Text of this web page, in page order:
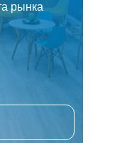
рынка